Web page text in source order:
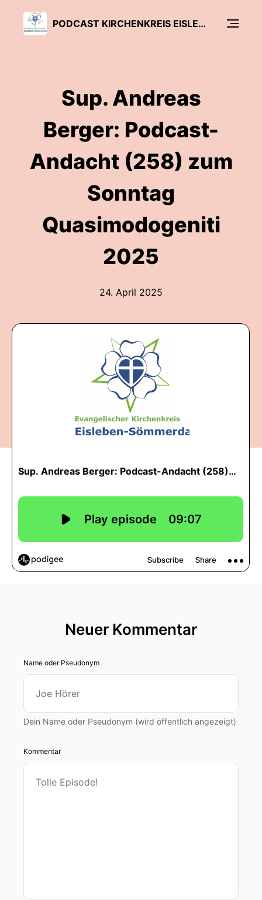
PODCAST KIRCHENKREIS EISLEBEN-SÖMMERDA
Sup. Andreas
Berger: Podcast-
Andacht (258) zum
Sonntag
Quasimodogeniti
2025
24. April 2025
Neuer Kommentar
Name oder Pseudonym
Dein Name oder Pseudonym (wird öffentlich angezeigt)
Kommentar